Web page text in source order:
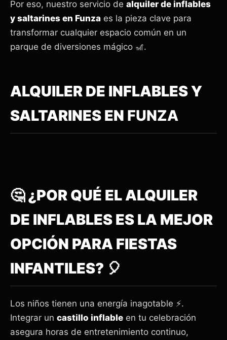
Por eso, nuestro servicio de alquiler de inflables
y saltarines en Funza es la pieza clave para
transformar cualquier espacio común en un
parque de diversiones mágico 🎢.
ALQUILER DE INFLABLES Y
SALTARINES EN FUNZA
🤔 ¿POR QUÉ EL ALQUILER
DE INFLABLES ES LA MEJOR
OPCIÓN PARA FIESTAS
INFANTILES? 🎈
Los niños tienen una energía inagotable ⚡.
Integrar un castillo inflable en tu celebración
asegura horas de entretenimiento continuo,